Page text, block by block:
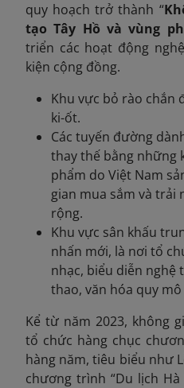
quy hoạch trở thành “
tạo Tây Hồ và vùng
triển các hoạt động
kiện cộng đồng.
Khu vực bỏ rào chắn
ki-ốt.
Các tuyến đường
thay thế bằng những
phẩm do Việt Nam
gian mua sắm và trải
rộng.
Khu vực sân khấu
nhấn mới, là nơi tổ
nhạc, biểu diễn nghệ
thao, văn hóa quy
Kể từ năm 2023, không
tổ chức hàng chục
hàng năm, tiêu biểu như
chương trình “Du lịch